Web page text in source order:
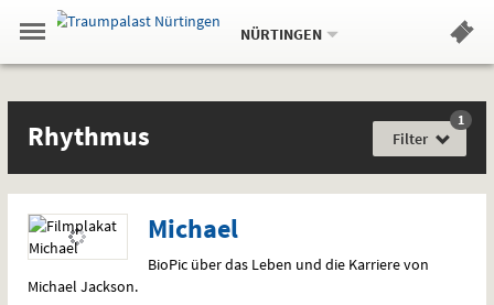
Springe
zum
,zum
.
Navigation
Gehe
zur
Standortauswahl
Standort:
NÜRTINGEN.
Hinweis
Rhythmus
Gefühlslage
Rhythmus Filter
1 Film
Michael
BioPic über das Leben und die Karriere von
Michael Jackson.